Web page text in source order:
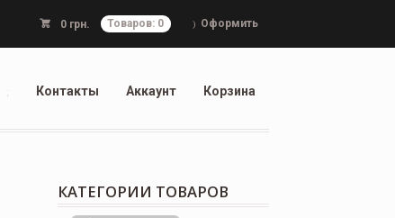
0 грн. Товаров: 0 Оформить
Контакты Аккаунт Корзина
КАТЕГОРИИ ТОВАРОВ